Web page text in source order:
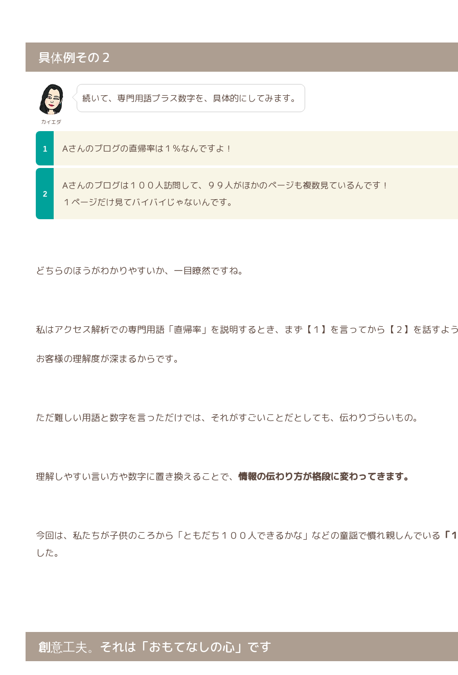
具体例その２
カイエダ
続いて、専門用語プラス数字を、具体的にしてみます。
Aさんのブログの直帰率は１％なんですよ！
Aさんのブログは１００人訪問して、９９人がほかのページも複数見ているんです！
１ページだけ見てバイバイじゃないんです。
どちらのほうがわかりやすいか、一目瞭然ですね。
私はアクセス解析での専門用語「直帰率」を説明するとき、まず【１】を言ってから【２】を話すよ
お客様の理解度が深まるからです。
ただ難しい用語と数字を言っただけでは、それがすごいことだとしても、伝わりづらいもの。
理解しやすい言い方や数字に置き換えることで、 情報の伝わり方が格段に変わってきます。
今回は、私たちが子供のころから「ともだち１００人できるかな」などの童謡で慣れ親しんでいる 「
した。
創意工夫。それは「おもてなしの心」です